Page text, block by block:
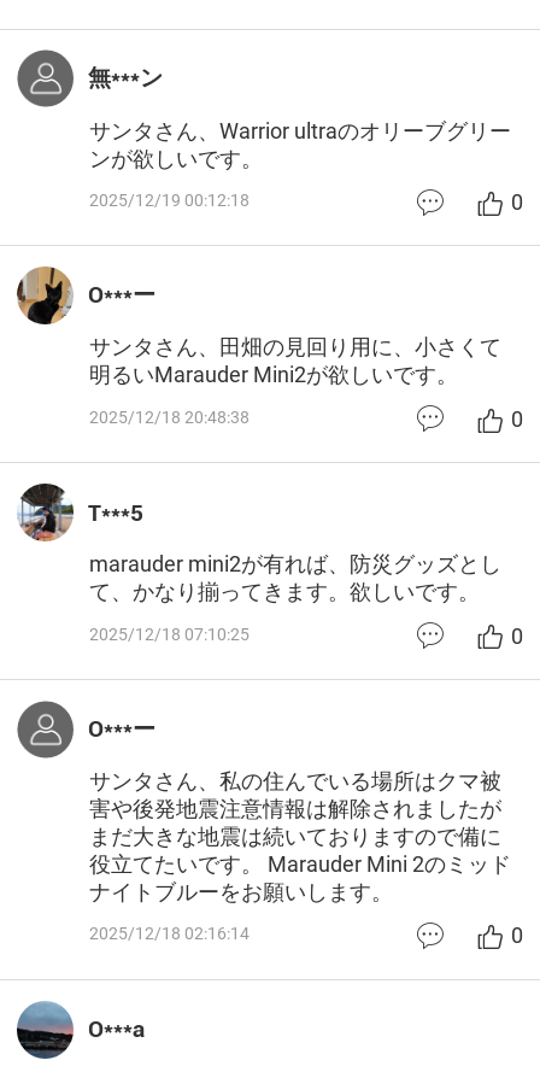
無***ン
サンタさん、Warrior ultraのオリーブグリー
ンが欲しいです。
2025/12/19 00:12:18 0
O***ー
サンタさん、田畑の見回り用に、小さくて
明るいMarauder Mini2が欲しいです。
2025/12/18 20:48:38 0
T***5
marauder mini2が有れば、防災グッズとし
て、かなり揃ってきます。欲しいです。
2025/12/18 07:10:25 0
O***ー
サンタさん、私の住んでいる場所はクマ被
害や後発地震注意情報は解除されましたが
まだ大きな地震は続いておりますので備に
役立てたいです。 Marauder Mini 2のミッド
ナイトブルーをお願いします。
2025/12/18 02:16:14 0
O***a